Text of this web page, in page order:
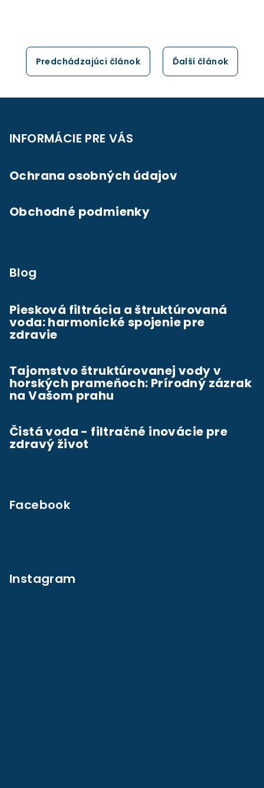
Predchádzajúci článok Ďalší článok
INFORMÁCIE PRE VÁS
Ochrana osobných údajov
Obchodné podmienky
Blog
Piesková filtrácia a štruktúrovaná
voda: harmonické spojenie pre
zdravie
Tajomstvo štruktúrovanej vody v
horských prameňoch: Prírodný zázrak
na Vašom prahu
Čistá voda - filtračné inovácie pre
zdravý život
Facebook
Instagram